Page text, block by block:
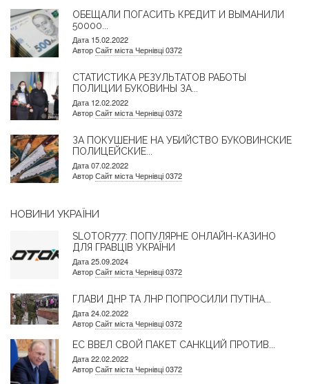
ОБЕЩАЛИ ПОГАСИТЬ КРЕДИТ И ВЫМАНИЛИ
50000...
Дата 15.02.2022
АвторСайт міста Чернівці 0372
СТАТИСТИКА РЕЗУЛЬТАТОВ РАБОТЫ
ПОЛИЦИИ БУКОВИНЫ ЗА...
Дата 12.02.2022
АвторСайт міста Чернівці 0372
ЗА ПОКУШЕНИЕ НА УБИЙСТВО БУКОВИНСКИЕ
ПОЛИЦЕЙСКИЕ...
Дата 07.02.2022
АвторСайт міста Чернівці 0372
НОВИНИ УКРАЇНИ
SLOTOR777: ПОПУЛЯРНЕ ОНЛАЙН-КАЗИНО
ДЛЯ ГРАВЦІВ УКРАЇНИ
Дата 25.09.2024
АвторСайт міста Чернівці 0372
ГЛАВИ ДНР ТА ЛНР ПОПРОСИЛИ ПУТІНА...
Дата 24.02.2022
АвторСайт міста Чернівці 0372
ЕС ВВЕЛ СВОЙ ПАКЕТ САНКЦИЙ ПРОТИВ...
Дата 22.02.2022
АвторСайт міста Чернівці 0372